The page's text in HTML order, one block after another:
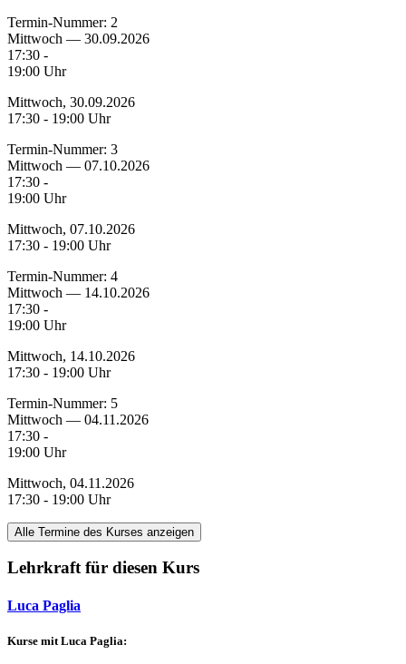
Termin-Nummer: 2
Mittwoch — 30.09.2026
17:30 -
19:00 Uhr
Mittwoch, 30.09.2026
17:30 - 19:00 Uhr
Termin-Nummer: 3
Mittwoch — 07.10.2026
17:30 -
19:00 Uhr
Mittwoch, 07.10.2026
17:30 - 19:00 Uhr
Termin-Nummer: 4
Mittwoch — 14.10.2026
17:30 -
19:00 Uhr
Mittwoch, 14.10.2026
17:30 - 19:00 Uhr
Termin-Nummer: 5
Mittwoch — 04.11.2026
17:30 -
19:00 Uhr
Mittwoch, 04.11.2026
17:30 - 19:00 Uhr
Alle Termine des Kurses anzeigen
Lehrkraft für diesen Kurs
Luca Paglia
Kurse mit Luca Paglia: